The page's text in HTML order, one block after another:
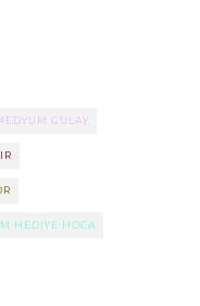
GÜLAY
HEDIYE HOCA